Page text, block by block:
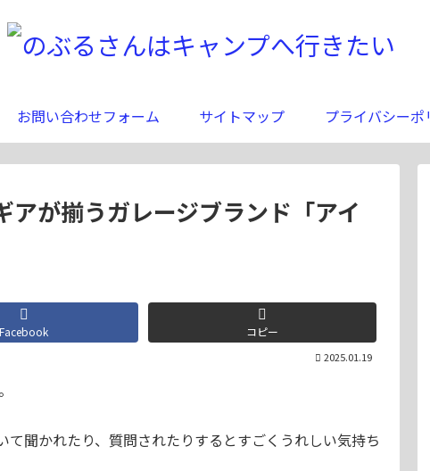
お問い合わせフォーム サイトマップ プライバシーポ
が揃うガレージブランド「アイ
Facebook コピー
2025.01.19
聞かれたり、質問されたりするとすごくうれしい気持ち